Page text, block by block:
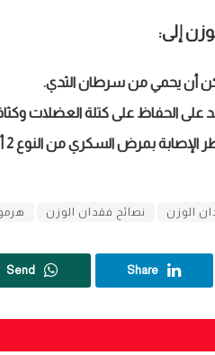
إلى:
أن يحمي من سرطان الثدي.
على الحفاظ على كتلة العضلات
الوزن نصائح فقدان الوزن
Share
Send